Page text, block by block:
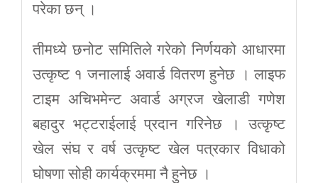
परेका छन् ।
तीमध्ये छनोट समितिले गरेको निर्णयको आधारमा
उत्कृष्ट १ जनालाई अवार्ड वितरण हुनेछ । लाइफ
टाइम अचिभमेन्ट अवार्ड अग्रज खेलाडी गणेश
बहादुर भट्टराईलाई प्रदान गरिनेछ । उत्कृष्ट
खेल संघ र वर्ष उत्कृष्ट खेल पत्रकार विधाको
घोषणा सोही कार्यक्रममा नै हुनेछ ।